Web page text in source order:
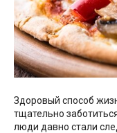
Здоровый способ
тщательно
люди давно стали